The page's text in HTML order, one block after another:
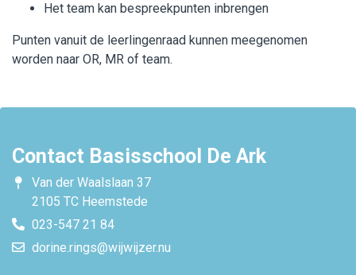
Het team kan bespreekpunten inbrengen
Punten vanuit de leerlingenraad kunnen meegenomen
worden naar OR, MR of team.
Contact Basisschool De Ark
Van der Waalslaan 37
2105 TC Heemstede
023-547 21 84
dorine.rings@wijwijzer.nu